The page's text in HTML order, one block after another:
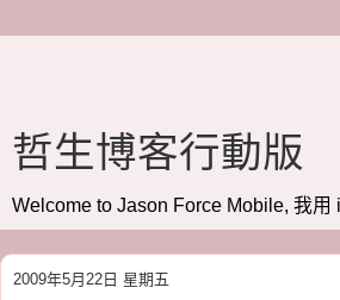
哲生博客行動版
Welcome to Jason Force Mobile, 我用
2009年5月22日 星期五